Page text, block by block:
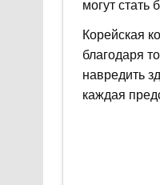
могут стать
Корейская
благодаря
навредить
каждая